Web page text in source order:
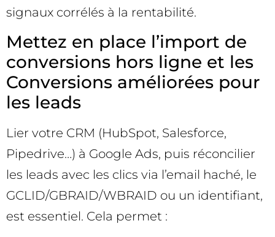
signaux corrélés à la rentabilité.
Mettez en place l’import de
conversions hors ligne et les
Conversions améliorées pour
les leads
Lier votre CRM (HubSpot, Salesforce,
Pipedrive…) à Google Ads, puis réconcilier
les leads avec les clics via l’email haché, le
GCLID/GBRAID/WBRAID ou un identifiant,
est essentiel. Cela permet :